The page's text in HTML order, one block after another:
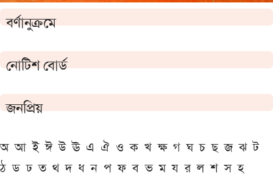
বর্ণানুক্রমে
নোটিশ বোর্ড
জনপ্রিয়
অ আ ই ঈ উ ঊ এ ঐ ও ক খ ক্ষ গ ঘ চ ছ জ ঝ ট
ঠ ড ঢ ত থ দ ধ ন প ফ ব ভ ম য র ল শ স হ